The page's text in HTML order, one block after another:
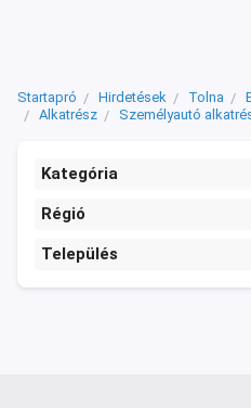
Startapró Hirdetések Tolna
Alkatrész
Személyautó
Kategória
Régió
Település